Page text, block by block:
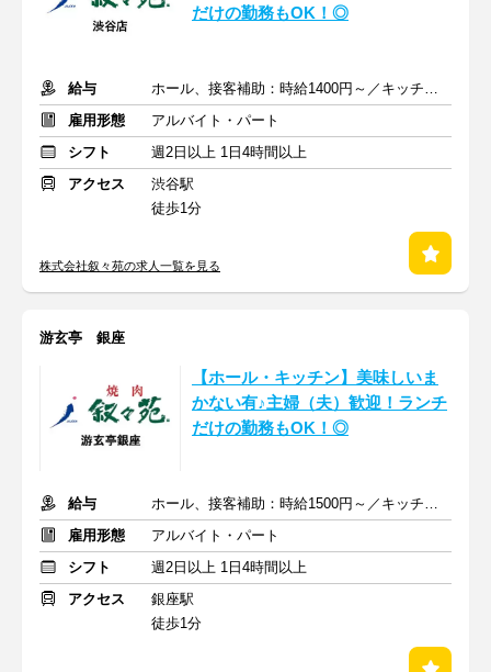
だけの勤務もOK！◎
給与
ホール、接客補助：時給1400円～／キッチン：時給1400円～
雇用形態
アルバイト・パート
シフト
週2日以上 1日4時間以上
アクセス
渋谷駅
徒歩1分
株式会社叙々苑の求人一覧を見る
游玄亭 銀座
【ホール・キッチン】美味しいま
かない有♪主婦（夫）歓迎！ランチ
だけの勤務もOK！◎
給与
ホール、接客補助：時給1500円～／キッチン：時給1300円～
雇用形態
アルバイト・パート
シフト
週2日以上 1日4時間以上
アクセス
銀座駅
徒歩1分